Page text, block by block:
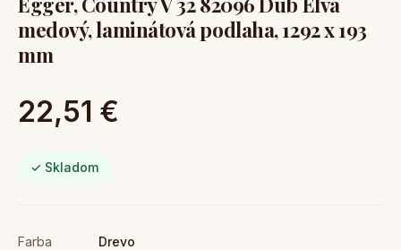
medový, laminátová podlaha, 1292 x 193
mm
22,51 €
✓ Skladom
Farba Drevo